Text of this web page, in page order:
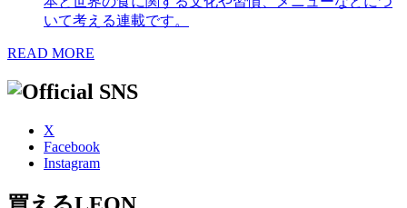
いて考える連載です。
READ MORE
X
Facebook
Instagram